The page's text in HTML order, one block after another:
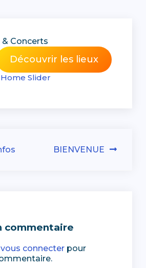
Concerts
Découvrir les lieux
Home Slider
BIENVENUE
commentaire
vous connecterpour